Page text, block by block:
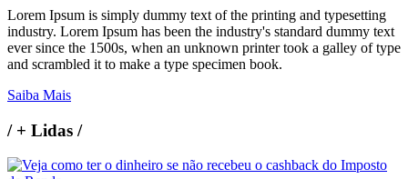
Lorem Ipsum is simply dummy text of the printing and typesetting
industry. Lorem Ipsum has been the industry's standard dummy text
ever since the 1500s, when an unknown printer took a galley of type
and scrambled it to make a type specimen book.
Saiba Mais
/+ Lidas /